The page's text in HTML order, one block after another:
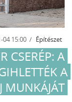
04 15:00 Építészet
CSERÉP: A
A
MUNKÁJÁT